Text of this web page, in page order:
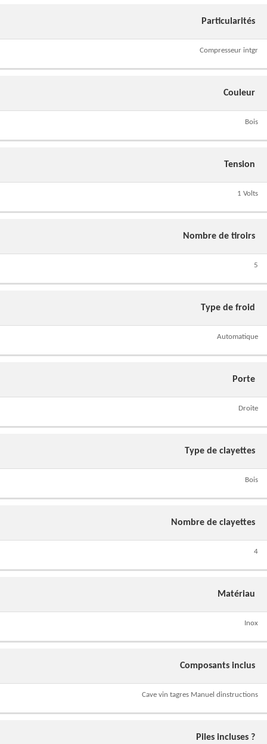
Particularités
Compresseur intgr
Couleur
Bois
Tension
1 Volts
Nombre de tiroirs
5
Type de froid
Automatique
Porte
Droite
Type de clayettes
Bois
Nombre de clayettes
4
Matériau
Inox
Composants inclus
Cave vin tagres Manuel dinstructions
Piles incluses ?